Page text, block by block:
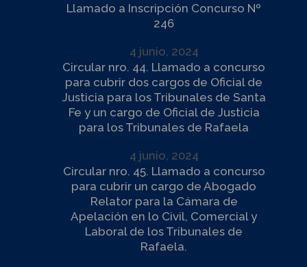
Llamado a Inscripción Concurso Nº
246
4 junio, 2024
Circular nro. 44. Llamado a concurso
para cubrir dos cargos de Oficial de
Justicia para los Tribunales de Santa
Fe y un cargo de Oficial de Justicia
para los Tribunales de Rafaela
4 junio, 2024
Circular nro. 45. Llamado a concurso
para cubrir un cargo de Abogado
Relator para la Cámara de
Apelación en lo Civil, Comercial y
Laboral de los Tribunales de
Rafaela.